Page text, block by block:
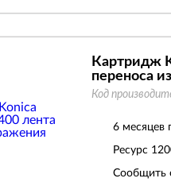
Картридж
переноса
Код
6 месяцев
Ресурс
Сообщить